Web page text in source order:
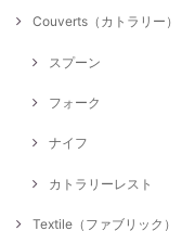
Couverts（カトラリー）
スプーン
フォーク
ナイフ
カトラリーレスト
Textile（ファブリック）